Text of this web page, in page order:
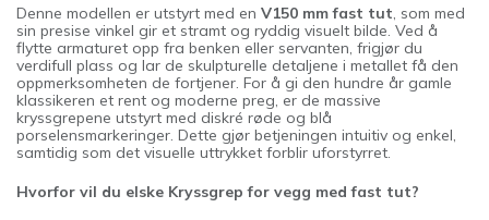
Denne modellen er utstyrt med en V150 mm fast tut, som med
sin presise vinkel gir et stramt og ryddig visuelt bilde. Ved å
flytte armaturet opp fra benken eller servanten, frigjør du
verdifull plass og lar de skulpturelle detaljene i metallet få den
oppmerksomheten de fortjener. For å gi den hundre år gamle
klassikeren et rent og moderne preg, er de massive
kryssgrepene utstyrt med diskré røde og blå
porselensmarkeringer. Dette gjør betjeningen intuitiv og enkel,
samtidig som det visuelle uttrykket forblir uforstyrret.
Hvorfor vil du elske Kryssgrep for vegg med fast tut?